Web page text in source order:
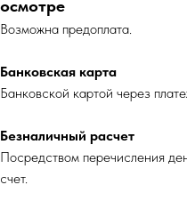
осмотре
Возможна предоплата.
Банковская карта
Банковской картой через
Безналичный расчет
Посредством перечисления
счет.